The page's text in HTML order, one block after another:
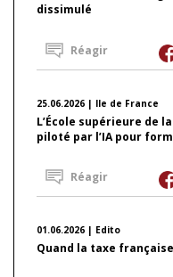
dissimulé
Réagir
25.06.2026 | Ile de France
L’École supérieure de
piloté par l’IA pour
Réagir
01.06.2026 | Edito
Quand la taxe